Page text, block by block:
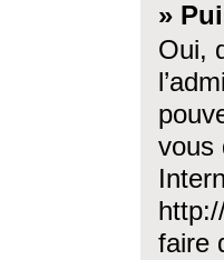
»
Oui,
vous
faire